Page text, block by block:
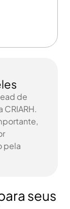
de
CRIARH.
pela
seus